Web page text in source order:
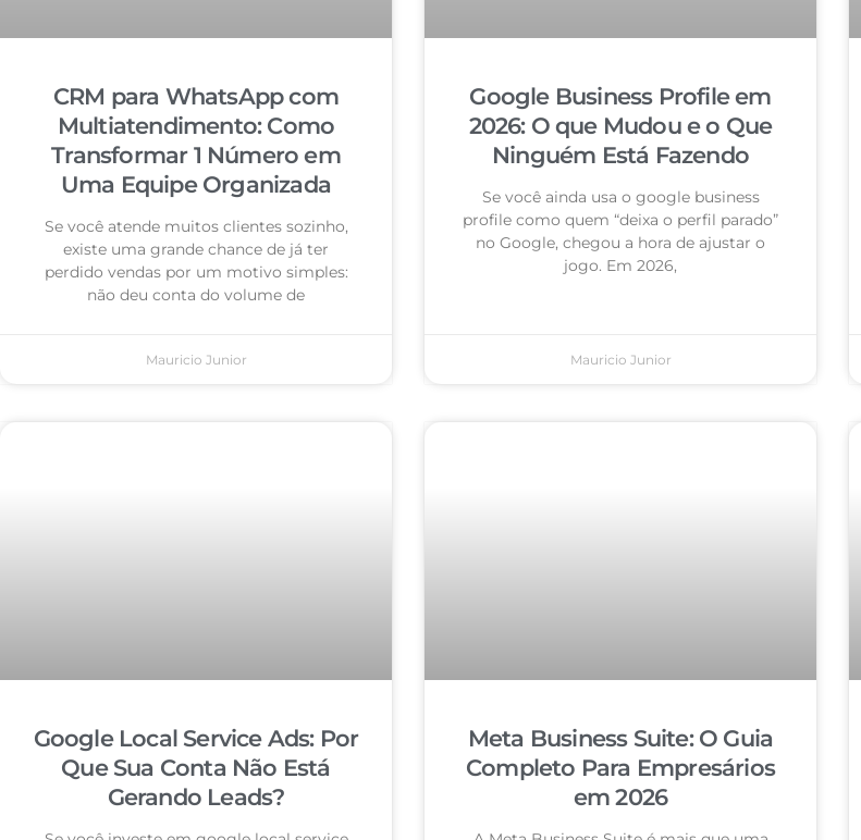
CRM para WhatsApp com
Multiatendimento: Como
Transformar 1 Número em
Uma Equipe Organizada
Se você atende muitos clientes sozinho,
existe uma grande chance de já ter
perdido vendas por um motivo simples:
não deu conta do volume de
Mauricio Junior
Google Business Profile em
2026: O que Mudou e o Que
Ninguém Está Fazendo
Se você ainda usa o google business
profile como quem “deixa o perfil parado”
no Google, chegou a hora de ajustar o
jogo. Em 2026,
Mauricio Junior
Google Local Service Ads: Por
Que Sua Conta Não Está
Gerando Leads?
Meta Business Suite: O Guia
Completo Para Empresários
em 2026